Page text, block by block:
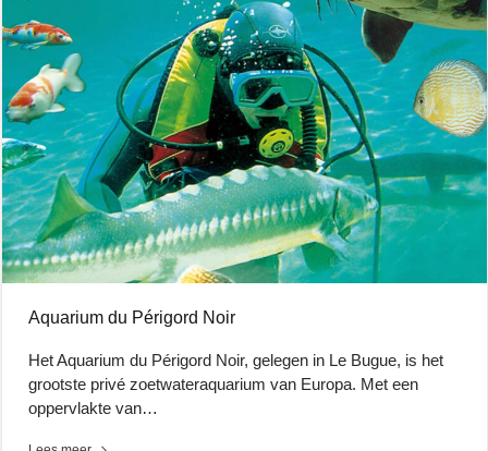
Aquarium du Périgord Noir
Het Aquarium du Périgord Noir, gelegen in Le Bugue, is het
grootste privé zoetwateraquarium van Europa. Met een
oppervlakte van…